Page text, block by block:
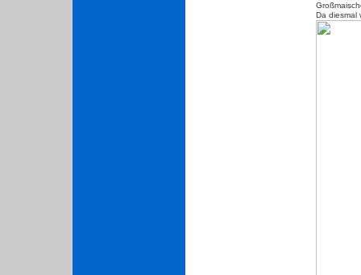
Da diesmal